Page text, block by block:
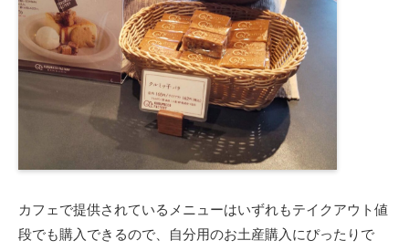
カフェで提供されているメニューはいずれもテイクアウト値
段でも購入できるので、自分用のお土産購入にぴったりで